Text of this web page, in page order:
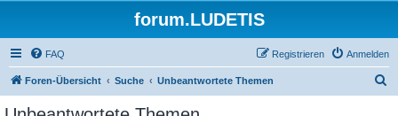
forum.LUDETIS
FAQ Anmelden
Registrieren
Foren-Übersicht Suche Unbeantwortete Themen